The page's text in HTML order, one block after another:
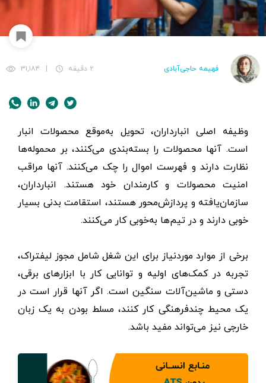
فهیمه حاجی‌آبادی ۲ دقیقه ۳۱,۱۸۴
وظیفه اصلی انبارداران، تحویل به‌موقع محصولات انبار
است. آنها محصولات را بسته‌بندی می‌کنند، بر محموله‌ها
نظارت دارند و فهرست اموال را چک می‌کنند. آنها مراقب
امنیت محصولات و کارمندان خود هستند. انبارداران،
سازمان‌یافته و پردازش‌محور هستند، استقامت بدنی بسیار
خوبی دارند و در تیم‌ها به‌خوبی کار می‌کنند.
برخی از موارد موردنیاز برای این شغل شامل مجوز لیفتراک،
تجربه در کمک‌های اولیه و توانایی کار با ابزارهای برقی،
دستی و ماشین‌آلات سنگین است. اگر آنها قرار است در
یک محیط چندفرهنگی کار کنند، مسلط بودن به یک زبان
خارجی نیز می‌تواند مفید باشد.